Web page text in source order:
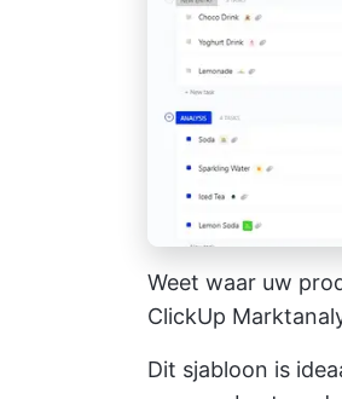
Weet waar uw
ClickUp
Dit sjabloon is